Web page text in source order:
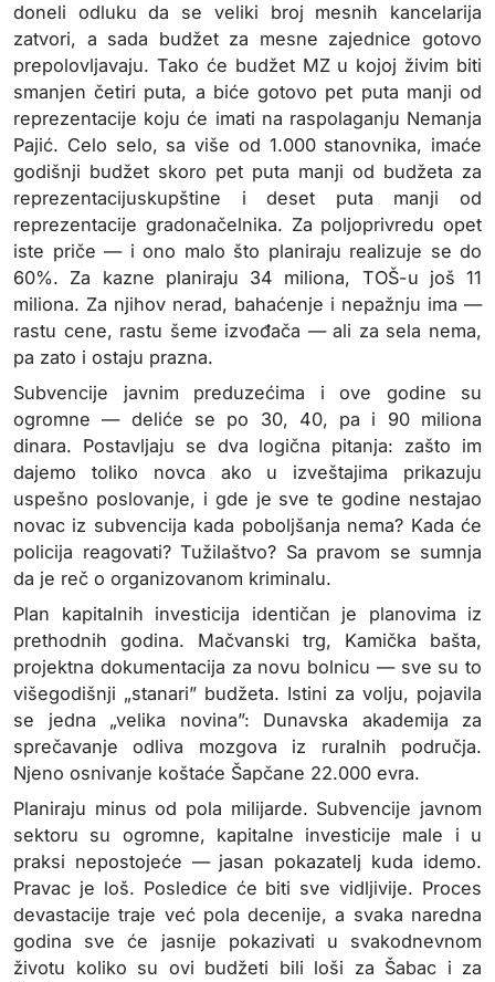
doneli odluku da se veliki broj mesnih kancelarija
zatvori, a sada budžet za mesne zajednice gotovo
prepolovljavaju. Tako će budžet MZ u kojoj živim biti
smanjen četiri puta, a biće gotovo pet puta manji od
reprezentacije koju će imati na raspolaganju Nemanja
Pajić. Celo selo, sa više od 1.000 stanovnika, imaće
godišnji budžet skoro pet puta manji od budžeta za
reprezentacijuskupštine i deset puta manji od
reprezentacije gradonačelnika. Za poljoprivredu opet
iste priče — i ono malo što planiraju realizuje se do
60%. Za kazne planiraju 34 miliona, TOŠ-u još 11
miliona. Za njihov nerad, bahaćenje i nepažnju ima —
rastu cene, rastu šeme izvođača — ali za sela nema,
pa zato i ostaju prazna.
Subvencije javnim preduzećima i ove godine su
ogromne — deliće se po 30, 40, pa i 90 miliona
dinara. Postavljaju se dva logična pitanja: zašto im
dajemo toliko novca ako u izveštajima prikazuju
uspešno poslovanje, i gde je sve te godine nestajao
novac iz subvencija kada poboljšanja nema? Kada će
policija reagovati? Tužilaštvo? Sa pravom se sumnja
da je reč o organizovanom kriminalu.
Plan kapitalnih investicija identičan je planovima iz
prethodnih godina. Mačvanski trg, Kamička bašta,
projektna dokumentacija za novu bolnicu — sve su to
višegodišnji „stanari” budžeta. Istini za volju, pojavila
se jedna „velika novina”: Dunavska akademija za
sprečavanje odliva mozgova iz ruralnih područja.
Njeno osnivanje koštaće Šapčane 22.000 evra.
Planiraju minus od pola milijarde. Subvencije javnom
sektoru su ogromne, kapitalne investicije male i u
praksi nepostojeće — jasan pokazatelj kuda idemo.
Pravac je loš. Posledice će biti sve vidljivije. Proces
devastacije traje već pola decenije, a svaka naredna
godina sve će jasnije pokazivati u svakodnevnom
životu koliko su ovi budžeti bili loši za Šabac i za